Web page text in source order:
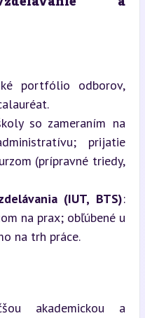
portfólio odborov,
so zameraním na
prijatie
(prípravné triedy,
(IUT, BTS):
na prax; obľúbené u
na trh práce.
akademickou a